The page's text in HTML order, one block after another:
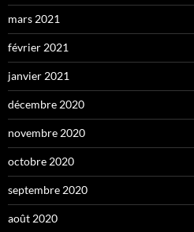
mars 2021
février 2021
janvier 2021
décembre 2020
novembre 2020
octobre 2020
septembre 2020
août 2020